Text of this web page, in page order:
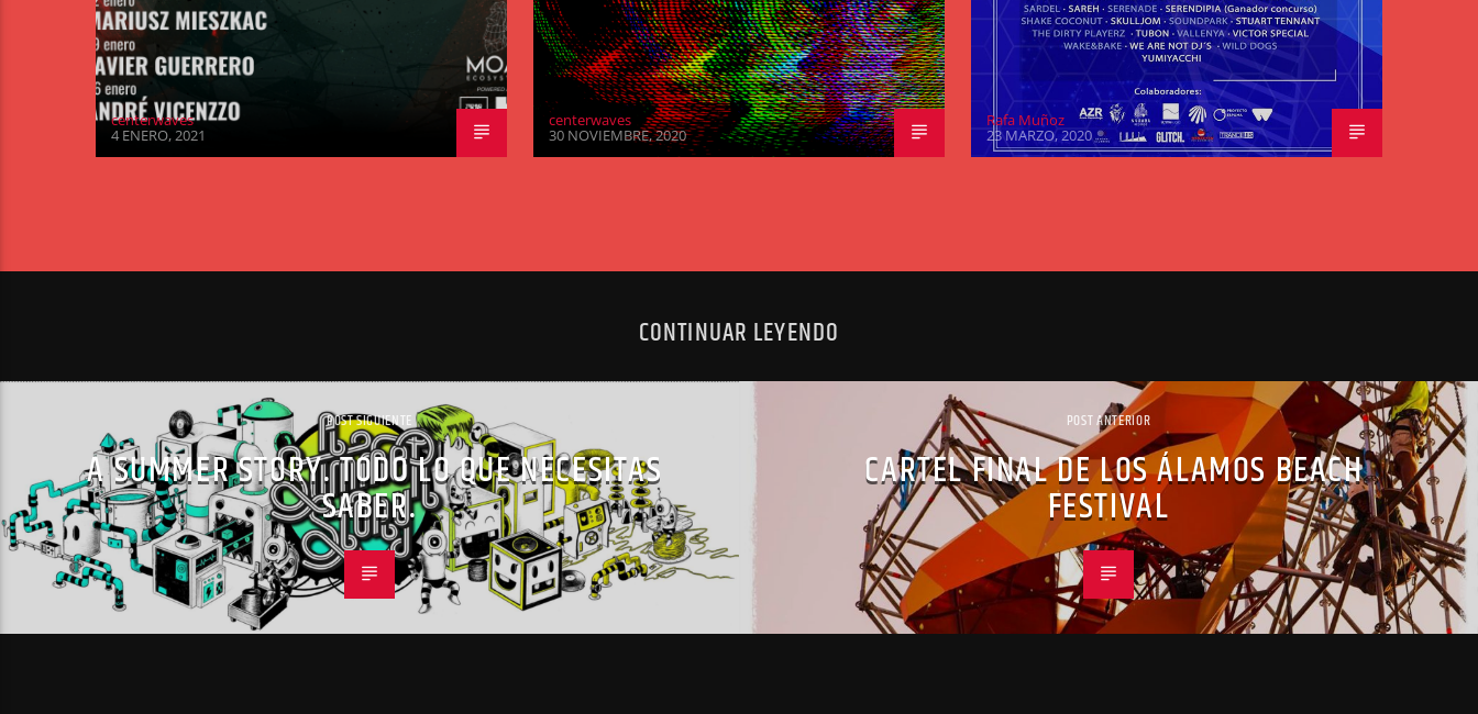
centerwaves
4 ENERO, 2021
centerwaves
30 NOVIEMBRE, 2020
Rafa Muñoz
23 MARZO, 2020
CONTINUAR LEYENDO
POST SIGUIENTE
A SUMMER STORY. TODO LO QUE NECESITAS
SABER.
POST ANTERIOR
CARTEL FINAL DE LOS ÁLAMOS BEACH
FESTIVAL